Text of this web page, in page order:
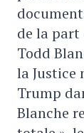
de la part
Todd
la Justice
Trump
Blanche